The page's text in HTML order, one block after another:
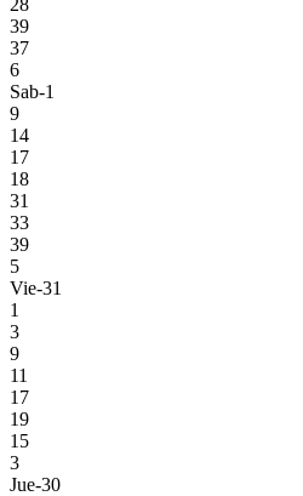
39
37
6
Sab-1
9
14
17
18
31
33
39
5
Vie-31
1
3
9
11
17
19
15
3
Jue-30